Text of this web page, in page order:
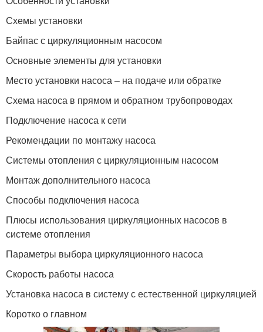
Схемы установки
Байпас с циркуляционным насосом
Основные элементы для установки
Место установки насоса – на подаче или обратке
Схема насоса в прямом и обратном трубопроводах
Подключение насоса к сети
Рекомендации по монтажу насоса
Системы отопления с циркуляционным насосом
Монтаж дополнительного насоса
Способы подключения насоса
Плюсы использования циркуляционных насосов в
системе отопления
Параметры выбора циркуляционного насоса
Скорость работы насоса
Установка насоса в систему с естественной циркуляцией
Коротко о главном